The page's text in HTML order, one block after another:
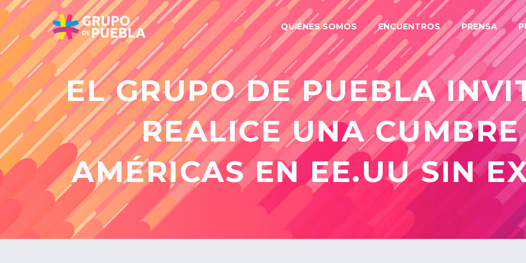
QUIÉNES SOMOS ENCUENTROS PRENSA
EL GRUPO DE PUEBLA
REALICE UNA
AMÉRICAS EN EE.UU SIN